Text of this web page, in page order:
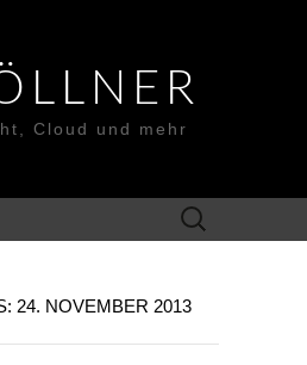
Cloud und mehr
Suchen
nach:
24. NOVEMBER 2013